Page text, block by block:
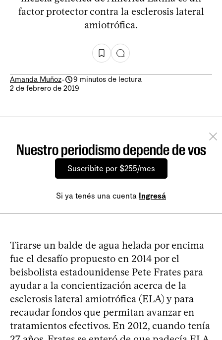
factor protector contra la esclerosis lateral
amiotrófica.
Amanda Muñoz-
9 minutos de lectura
2 de febrero de 2019
Nuestro periodismo depende de vos
Suscribite por $255/mes
Si ya tenés una cuenta Ingresá
Tirarse un balde de agua helada por encima
fue el desafío propuesto en 2014 por el
beisbolista estadounidense Pete Frates para
ayudar a la concientización acerca de la
esclerosis lateral amiotrófica (ELA) y para
recaudar fondos que permitan avanzar en
tratamientos efectivos. En 2012, cuando tenía